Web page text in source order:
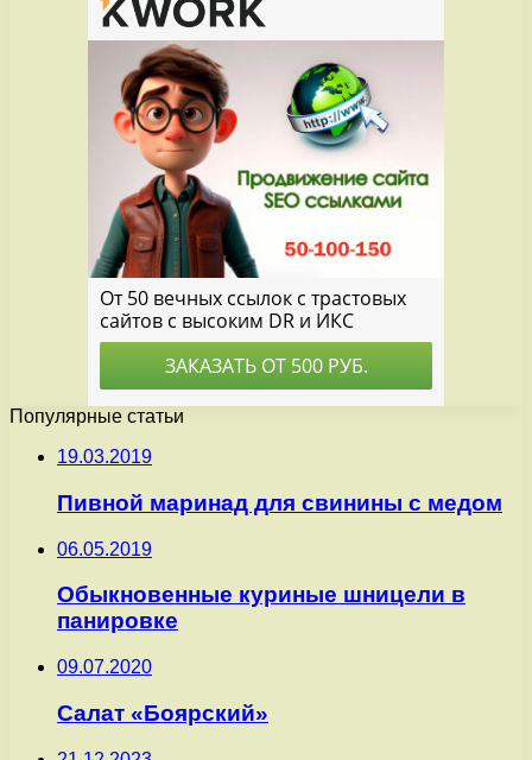
Популярные статьи
19.03.2019
Пивной маринад для свинины с медом
06.05.2019
Обыкновенные куриные шницели в
панировке
09.07.2020
Салат «Боярский»